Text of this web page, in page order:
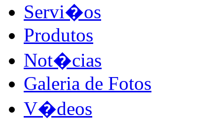
Servi�os
Produtos
Not�cias
Galeria de Fotos
V�deos